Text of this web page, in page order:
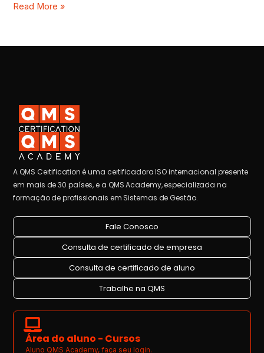
Read More »
A QMS Certification é uma certificadora ISO internacional presente
em mais de 30 países, e a QMS Academy, especializada na
formação de profissionais em Sistemas de Gestão.
Fale Conosco
Consulta de certificado de empresa
Consulta de certificado de aluno
Trabalhe na QMS
Área do aluno - Cursos
Aluno QMS Academy, faça seu login.